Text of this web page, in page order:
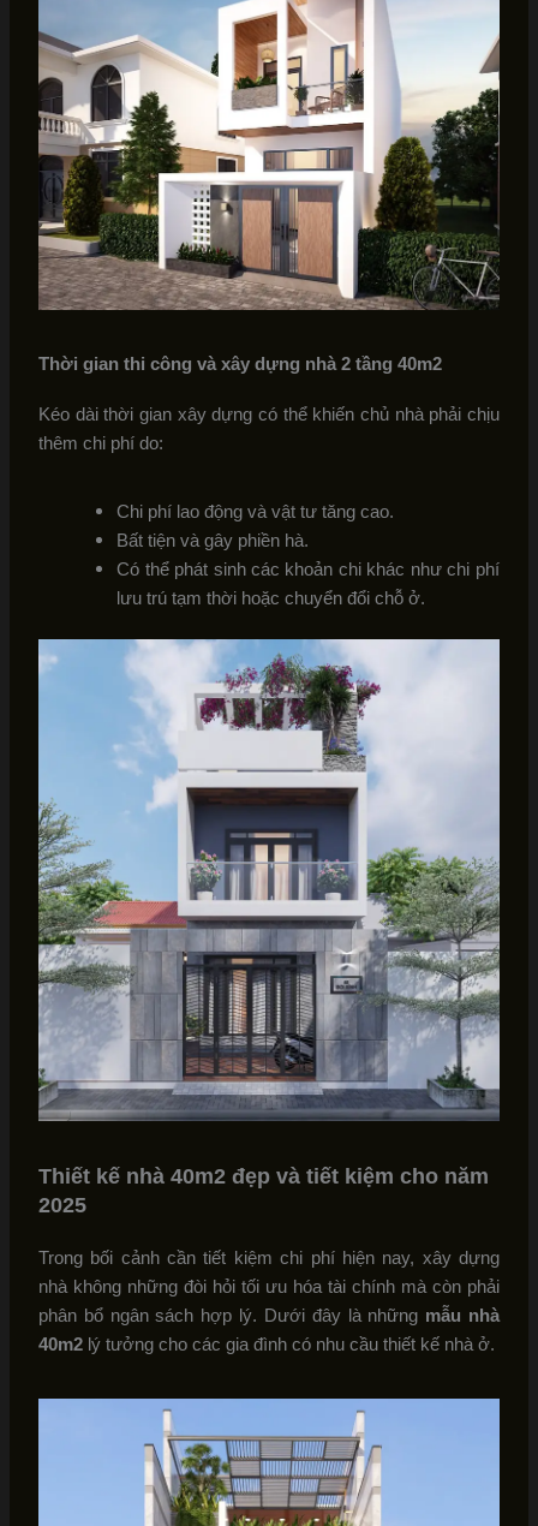
Thời gian thi công và xây dựng nhà 2 tầng 40m2
Kéo dài thời gian xây dựng có thể khiến chủ nhà phải chịu
thêm chi phí do:
Chi phí lao động và vật tư tăng cao.
Bất tiện và gây phiền hà.
Có thể phát sinh các khoản chi khác như chi phí
lưu trú tạm thời hoặc chuyển đổi chỗ ở.
Thiết kế nhà 40m2 đẹp và tiết kiệm cho năm
2025
Trong bối cảnh cần tiết kiệm chi phí hiện nay, xây dựng
nhà không những đòi hỏi tối ưu hóa tài chính mà còn phải
phân bổ ngân sách hợp lý. Dưới đây là những mẫu nhà
40m2 lý tưởng cho các gia đình có nhu cầu thiết kế nhà ở.